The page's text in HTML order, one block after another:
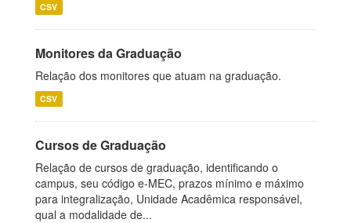
CSV
Monitores da Graduação
Relação dos monitores que atuam na graduação.
CSV
Cursos de Graduação
Relação de cursos de graduação, identificando o
campus, seu código e-MEC, prazos mínimo e máximo
para integralização, Unidade Acadêmica responsável,
qual a modalidade de...